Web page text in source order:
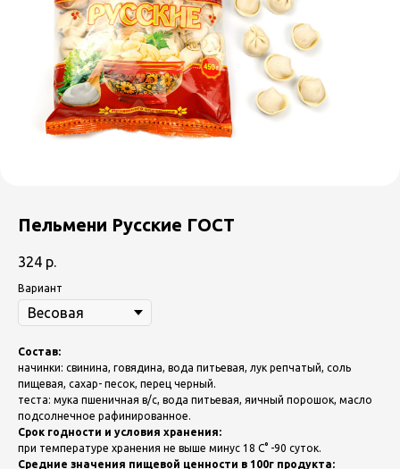
Пельмени Русские ГОСТ
324 р.
Вариант
Состав:
начинки: свинина, говядина, вода питьевая, лук репчатый, соль
пищевая, сахар- песок, перец черный.
теста: мука пшеничная в/с, вода питьевая, яичный порошок, масло
подсолнечное рафинированное.
Срок годности и условия хранения:
при температуре хранения не выше минус 18 С° -90 суток.
Средние значения пищевой ценности в 100г продукта: